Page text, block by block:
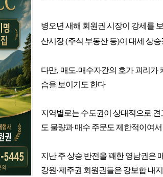
병오년 새해 회원권 시장이 강세를
산시장(주식 부동산 등)이 대세 상
다만, 매도-매수자간의 호가 괴리가
습을 보이기도 한다
지역별로는 수도권이 상대적으로
도 물량과 매수 주문도 제한적이여
지난 주 상승 반전을 꽤한 영남권은
강원·제주권 회원권들은 강보합 내